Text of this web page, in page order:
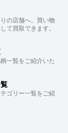
の店舗へ。買い物
て買取できます。
一覧をご紹介いた
ゴリー一覧をご紹